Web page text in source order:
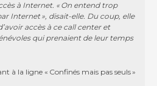
à Internet. « On entend trop
Internet », disait-elle. Du coup, elle
accès à ce call center et
qui prenaient de leur temps
à la ligne « Confinés mais pas seuls »